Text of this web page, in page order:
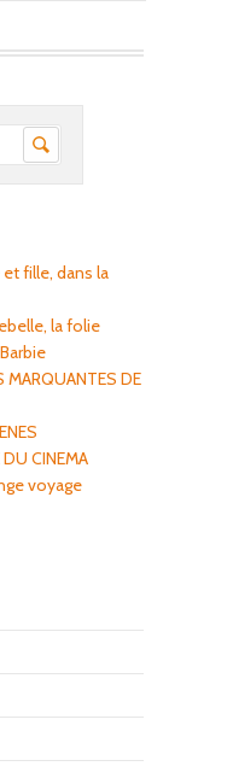
fille, dans la
la folie
MARQUANTES DE
CINEMA
voyage